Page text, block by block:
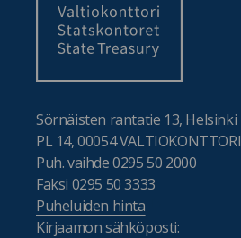
Sörnäisten rantatie 13, Helsinki
PL 14, 00054 VALTIOKONTTORI
Puh. vaihde 0295 50 2000
Faksi 0295 50 3333
Puheluiden hinta
Kirjaamon sähköposti: